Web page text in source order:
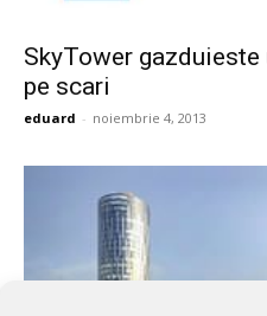
SkyTower
pe scari
eduard - noiembrie 4, 2013